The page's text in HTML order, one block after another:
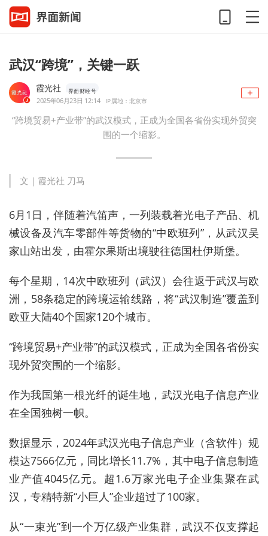
武汉“跨境”，关键一跃
霞光社 界面财经号
2025年06月23日 12:14 IP属地：北京市
“跨境贸易+产业带”的武汉模式，正成为全国各省份实现外贸突
围的一个缩影。
文｜霞光社 刀马
6月1日，伴随着汽笛声，一列装载着光电子产品、机
械设备及汽车零部件等货物的“中欧班列”，从武汉吴
家山站出发，由霍尔果斯出境驶往德国杜伊斯堡。
每个星期，14次中欧班列（武汉）会往返于武汉与欧
洲，58条稳定的跨境运输线路，将“武汉制造”覆盖到
欧亚大陆40个国家120个城市。
“跨境贸易+产业带”的武汉模式，正成为全国各省份实
现外贸突围的一个缩影。
作为我国第一根光纤的诞生地，武汉光电子信息产业
在全国独树一帜。
数据显示，2024年武汉光电子信息产业（含软件）规
模达7566亿元，同比增长11.7%，其中电子信息制造
业产值4045亿元。超1.6万家光电子企业集聚在武
汉，专精特新“小巨人”企业超过了100家。
从“一束光”到一个万亿级产业集群，武汉不仅支撑起